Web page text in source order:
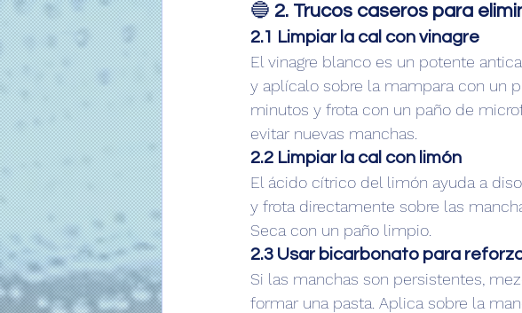
🔵 2. Trucos caseros para
2.1 Limpiar la cal con vinagre
El vinagre blanco es un potente
y aplícalo sobre la mampara con un
minutos y frota con un paño de
evitar nuevas manchas.
2.2 Limpiar la cal con limón
El ácido cítrico del limón ayuda a
y frota directamente sobre las
Seca con un paño limpio.
2.3 Usar bicarbonato para
Si las manchas son persistentes,
formar una pasta. Aplica sobre la